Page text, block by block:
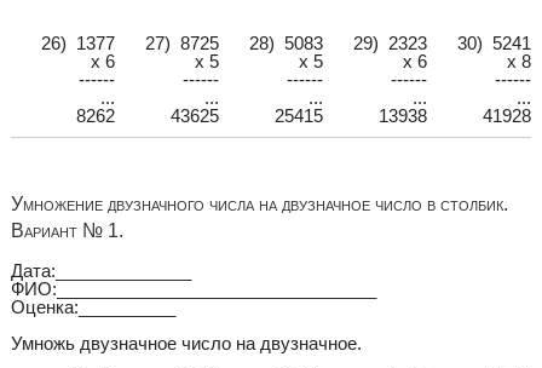
26) 1377 27) 8725 28) 5083 29) 2323
30) 5241
x 6
x 5 x 5 x 6
x 8
------
------ ------ ------
------
...
... ... ...
...
8262
43625 25415 13938 41928
Умножение двузначного числа на двузначное число в столбик.
Вариант № 1.
Дата:______________
ФИО:_________________________________
Оценка:__________
Умножь двузначное число на двузначное.